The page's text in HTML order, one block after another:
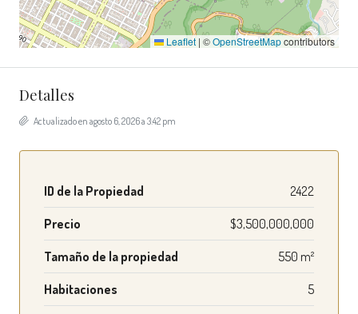
Leaflet | ©OpenStreetMapcontributors
Detalles
Actualizado en agosto 6, 2026 a 3:42 pm
ID de la Propiedad 2422
Precio $3,500,000,000
Tamaño de la propiedad 550 m²
Habitaciones 5